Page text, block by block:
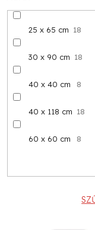
25 x 65 cm 18
30 x 90 cm 18
40 x 40 cm 8
40 x 118 cm 18
60 x 60 cm 8